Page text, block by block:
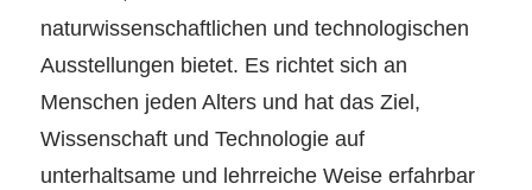
naturwissenschaftlichen und technologischen
Ausstellungen bietet. Es richtet sich an
Menschen jeden Alters und hat das Ziel,
Wissenschaft und Technologie auf
unterhaltsame und lehrreiche Weise erfahrbar